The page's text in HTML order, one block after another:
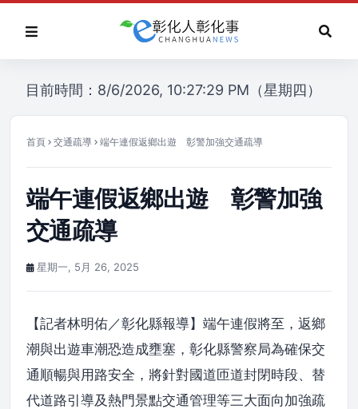
目前時間：8/6/2026, 10:27:29 PM（星期四）
首頁 交通疏導 端午連假返鄉出遊 彰警加強交通疏導
端午連假返鄉出遊 彰警加強
交通疏導
星期一, 5月 26, 2025
【記者林明佑／彰化縣報導】端午連假將至，返鄉
潮與出遊車潮恐造成壅塞，彰化縣警察局為確保交
通順暢與用路安全，將針對國道匝道封閉時段、替
代道路引導及熱門景點交通管理等三大面向加強疏